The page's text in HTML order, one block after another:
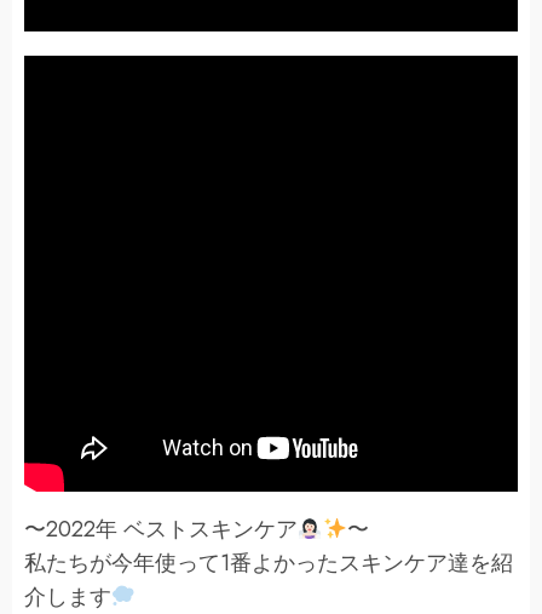
〜2022年 ベストスキンケア
〜
私たちが今年使って1番よかったスキンケア達を紹
介します